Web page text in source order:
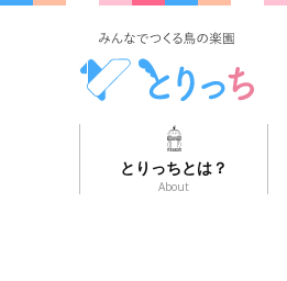
とりっちとは？
About